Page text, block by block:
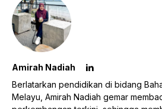
Amirah Nadiah
Berlatarkan pendidikan di bidang
Melayu, Amirah Nadiah gemar